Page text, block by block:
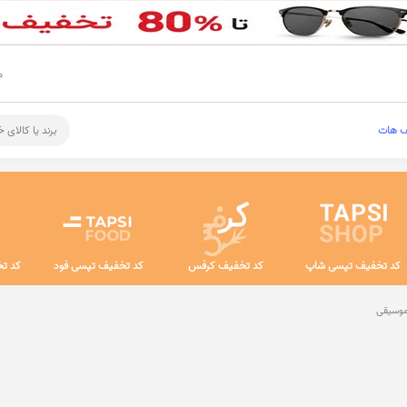
هات برند یا
کد تخفیف تپسی شاپ کد تخفیف کرفس کد تخفیف تپسی فود کد